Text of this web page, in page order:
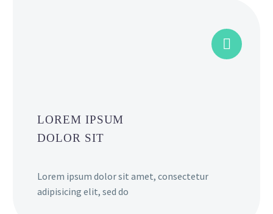


LOREM IPSUM
DOLOR SIT
Lorem ipsum dolor sit amet, consectetur
adipisicing elit, sed do